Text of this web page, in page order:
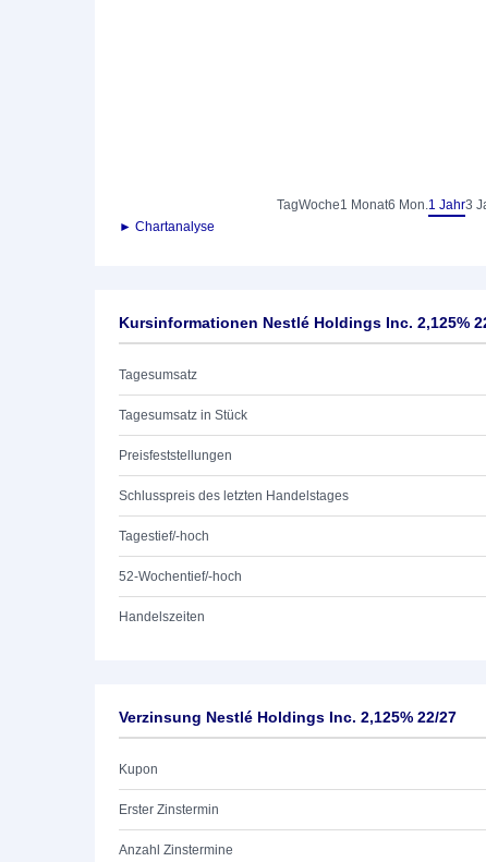
TagWoche1 Monat6 Mon.1 Jahr3
► Chartanalyse
Kursinformationen Nestlé Holdings Inc. 2,125%
Tagesumsatz
Tagesumsatz in Stück
Preisfeststellungen
Schlusspreis des letzten Handelstages
Tagestief/-hoch
52-Wochentief/-hoch
Handelszeiten
Verzinsung Nestlé Holdings Inc. 2,125% 22/27
Kupon
Erster Zinstermin
Anzahl Zinstermine